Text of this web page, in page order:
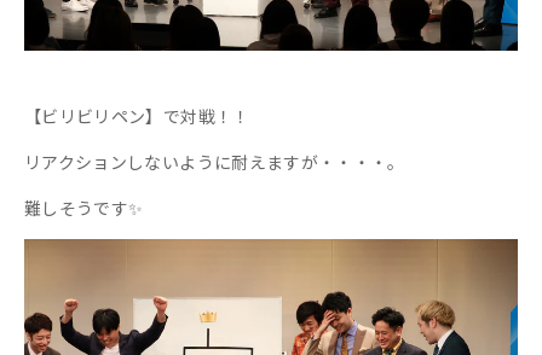
【ビリビリペン】で対戦！！
リアクションしないように耐えますが・・・・。
難しそうです✨